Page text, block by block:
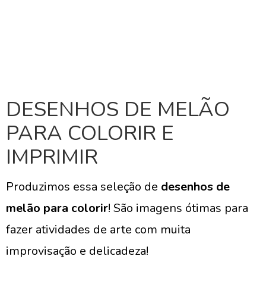
DESENHOS DE MELÃO
PARA COLORIR E
IMPRIMIR
Produzimos essa seleção de desenhos de
melão para colorir! São imagens ótimas para
fazer atividades de arte com muita
improvisação e delicadeza!